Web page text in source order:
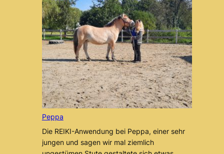
Klabbi
Peppa
Die REIKI-Anwendung bei Peppa, einer sehr
jungen und sagen wir mal ziemlich